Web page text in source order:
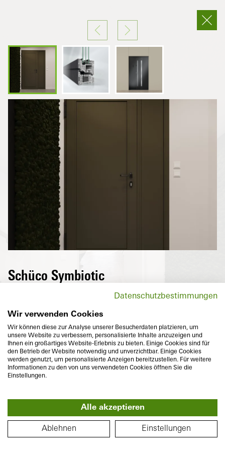
GRUNDRISS
Schüco Symbiotic
Außen eine hochwertige, puristische
hochwärmedämmender Kunststoff – Die
perfekte Kombination von zwei langlebigen
Materialien, die mit der flächenbündigen
Optik zudem individuelle Vorstellungen an
anspruchsvolles Design und Farbvielfalt
erfüllen.
Datenschutzbestimmungen
Wir verwenden Cookies
Wir können diese zur Analyse unserer Besucherdaten platzieren, um
unsere Website zu verbessern, personalisierte Inhalte anzuzeigen und
Ihnen ein großartiges Website-Erlebnis zu bieten. Einige Cookies sind für
den Betrieb der Website notwendig und unverzichtbar. Einige Cookies
werden genutzt, um personalisierte Anzeigen bereitzustellen. Für weitere
Informationen zu den von uns verwendeten Cookies öffnen Sie die
Einstellungen.
Alle akzeptieren
Ablehnen Einstellungen